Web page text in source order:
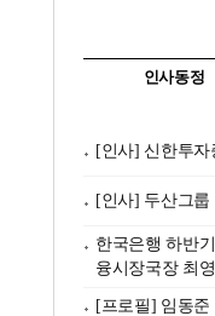
인사동정
[인사] 신한투자
[인사] 두산그룹
한국은행 하반
융시장국장 최
[프로필] 임동준